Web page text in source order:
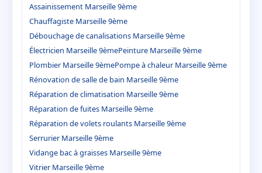
Assainissement Marseille 9ème
Chauffagiste Marseille 9ème
Débouchage de canalisations Marseille 9ème
Électricien Marseille 9èmePeinture Marseille 9ème
Plombier Marseille 9èmePompe à chaleur Marseille 9ème
Rénovation de salle de bain Marseille 9ème
Réparation de climatisation Marseille 9ème
Réparation de fuites Marseille 9ème
Réparation de volets roulants Marseille 9ème
Serrurier Marseille 9ème
Vidange bac à graisses Marseille 9ème
Vitrier Marseille 9ème